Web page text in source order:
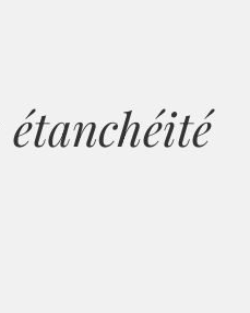
étanchéité